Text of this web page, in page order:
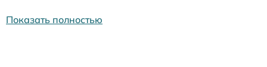
Показать полностью